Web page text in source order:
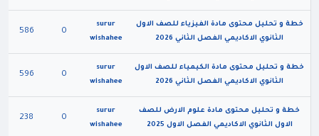
خطة و تحليل محتوى مادة الفيزياء للصف الاول
الثانوي الاكاديمي الفصل الثاني 2026
surur
wishahee
0
586
خطة و تحليل محتوى مادة الكيمياء للصف الاول
الثانوي الاكاديمي الفصل الثاني 2026
surur
wishahee
0
596
خطة و تحليل محتوى مادة علوم الارض للصف
الاول الثانوي الاكاديمي الفصل الاول 2025
surur
wishahee
0
238